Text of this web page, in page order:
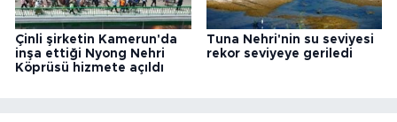
Çinli şirketin Kamerun'da
inşa ettiği Nyong Nehri
Köprüsü hizmete açıldı
Tuna Nehri'nin su seviyesi
rekor seviyeye geriledi